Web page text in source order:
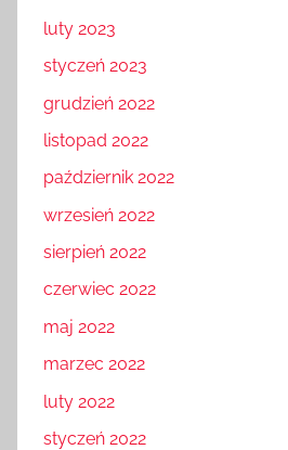
luty 2023
styczeń 2023
grudzień 2022
listopad 2022
październik 2022
wrzesień 2022
sierpień 2022
czerwiec 2022
maj 2022
marzec 2022
luty 2022
styczeń 2022